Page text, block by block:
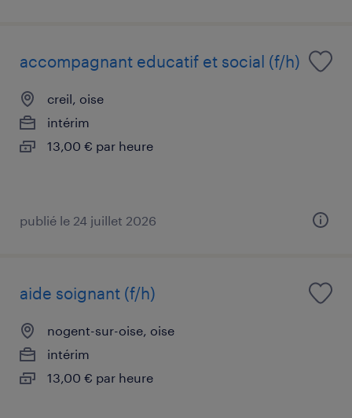
accompagnant educatif et social (f/h)
creil, oise
intérim
13,00 € par heure
publié le 24 juillet 2026
aide soignant (f/h)
nogent-sur-oise, oise
intérim
13,00 € par heure